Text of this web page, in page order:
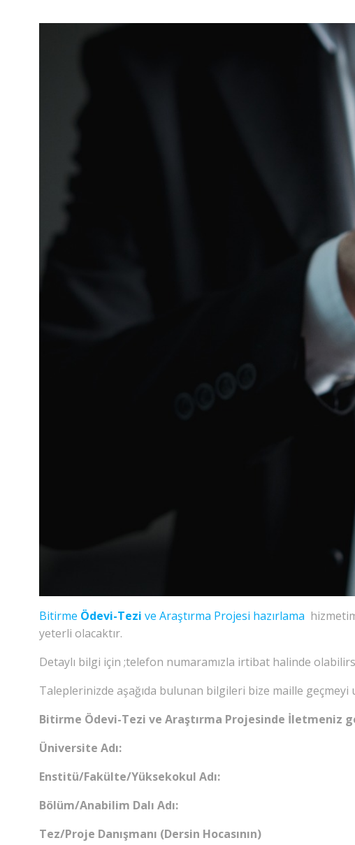
Bitirme Ödevi-Tezi ve Araştırma Projesi hazırlama
yeterli olacaktır.
Detaylı bilgi için ;telefon numaramızla irtibat halinde
Taleplerinizde aşağıda bulunan bilgileri bize maille geçmeyi
Bitirme Ödevi-Tezi ve Araştırma Projesinde İletmeniz
Üniversite Adı:
Enstitü/Fakülte/Yüksekokul Adı:
Bölüm/Anabilim Dalı Adı:
Tez/Proje Danışmanı (Dersin Hocasının)